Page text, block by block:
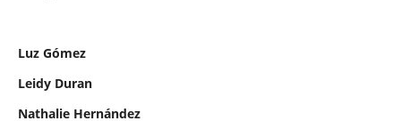
Luz Gómez
Leidy Duran
Nathalie Hernández